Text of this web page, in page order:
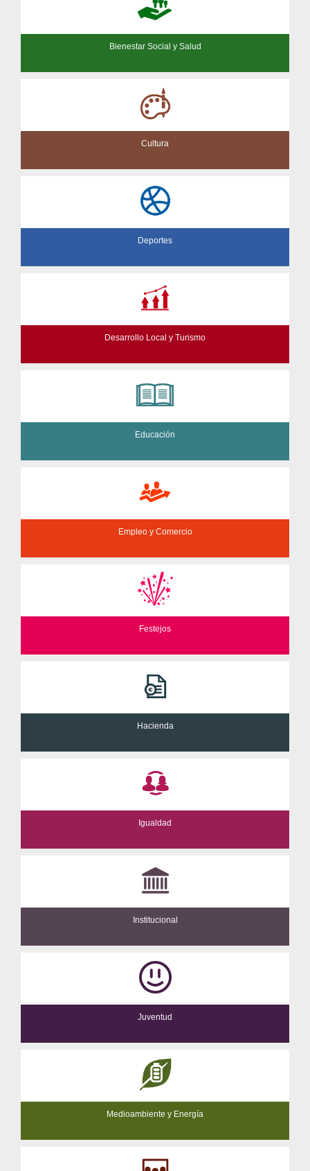
Bienestar Social y Salud
Cultura
Deportes
Desarrollo Local y Turismo
Educación
Empleo y Comercio
Festejos
Hacienda
Igualdad
Institucional
Juventud
Medioambiente y Energía